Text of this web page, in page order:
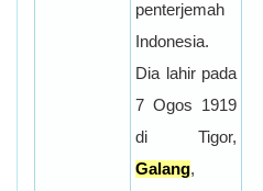
penterjemah
Indonesia.
Dia lahir pada
7 Ogos 1919
di Tigor,
Galang,